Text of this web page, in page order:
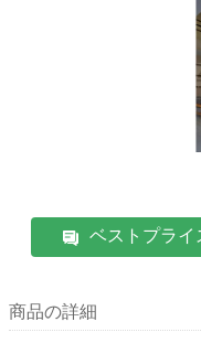
ベストプライ
商品の詳細